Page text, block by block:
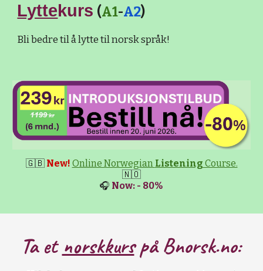
Lyttekurs (A1-A2)
Bli bedre til å lytte til norsk språk!
🇬🇧 New! Online Norwegian Listening Course.
🇳🇴
🎧 Now: - 80%
Ta et norskkurspå Bnorsk.no: